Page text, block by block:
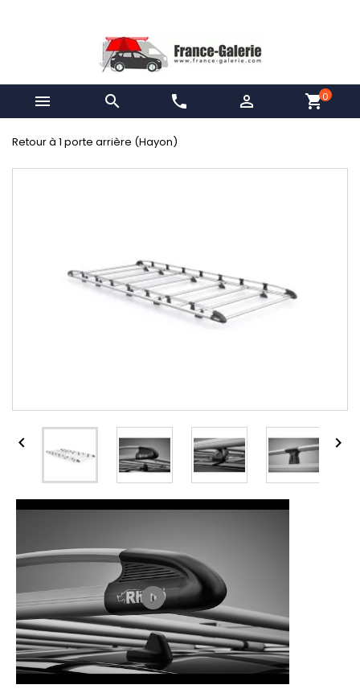
  phone  shopping_cart0
Retour à 1 porte arrière (Hayon)
 
play_circle_filled